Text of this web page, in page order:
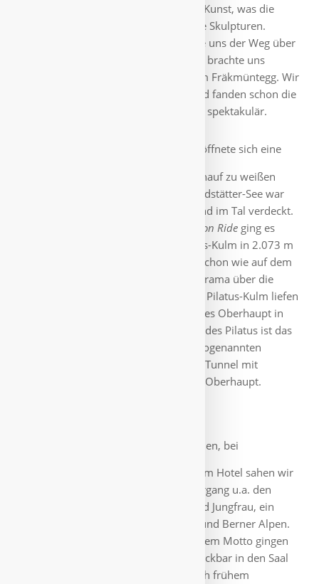
Verkostung 🙂. Schon anspruchsvolle Kunst, was die
Konditoren da so produzieren, v.a. die Skulpturen.
Weiter durchs Berner Oberland führte uns der Weg über
den Brünig-Pass Richtung Kriens. Hier brachte uns
zunächst eine Gondelumlaufbahn zum Fräkmüntegg. Wir
kannten den Berg vorher gar nicht und fanden schon die
erste Seilbahnfahrt durch Nebelbänke spektakulär.
Da angekommen eröffnete sich eine
traumhafte Sicht über grüne Hügel hinauf zu weißen
Berggipfeln. Der Blick auf den Vierwaldstätter-See war
allerdings durch eine dichte Nebelwand im Tal verdeckt.
Dragon Rideging es
genauso spektakulär weiter auf Pilatus-Kulm in 2.073 m
Höhe. Große Krähen erwarteten uns schon wie auf dem
Matterhorn und ein sagenhaftes Panorama über die
Berge. Paar Meter entfernt vom Hotel Pilatus-Kulm liefen
wir die Treppen hoch auf den Gipfel des Oberhaupt in
2106 Meter Höhe. Der höchste Punkt des Pilatus ist das
2.128 m hohe Tomlishorn. Auf dem sogenannten
Drachenweg durchquerten wir einem Tunnel mit
Sichtfenstern rund um den Gipfel des Oberhaupt.
Es war frisch geworden, bei
zwischenzeitlichen Aufwärm-Phasen im Hotel sahen wir
bis zum wunderschönen Sonnenuntergang u.a. den
Säntis, den Titlis und Eiger, Mönch und Jungfrau, ein
Rundblick über die Zentralschweizer und Berner Alpen.
Nobel geht die Welt zugrunde. Nach dem Motto gingen
wir nach einem Aperitif in der Steinbockbar in den Saal
Queen Viktoria zum Abendessen. Nach frühem